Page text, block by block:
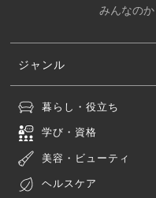
みんなの
ジャンル
暮らし・役立ち
学び・資格
美容・ビューティ
ヘルスケア